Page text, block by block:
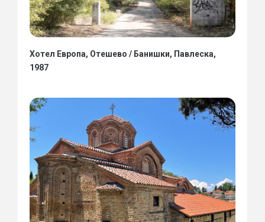
Хотел Европа, Отешево / Банишки, Павлеска,
1987